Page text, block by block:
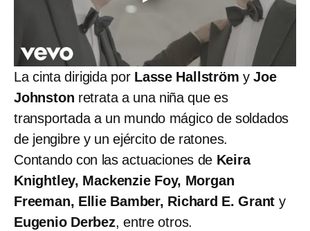
La cinta dirigida por Lasse Hallström yJoe
Johnston retrata a una niña que es
transportada a un mundo mágico de soldados
de jengibre y un ejército de ratones.
Contando con las actuaciones de Keira
Knightley, Mackenzie Foy, Morgan
Freeman, Ellie Bamber, Richard E. Grant y
Eugenio Derbez, entre otros.